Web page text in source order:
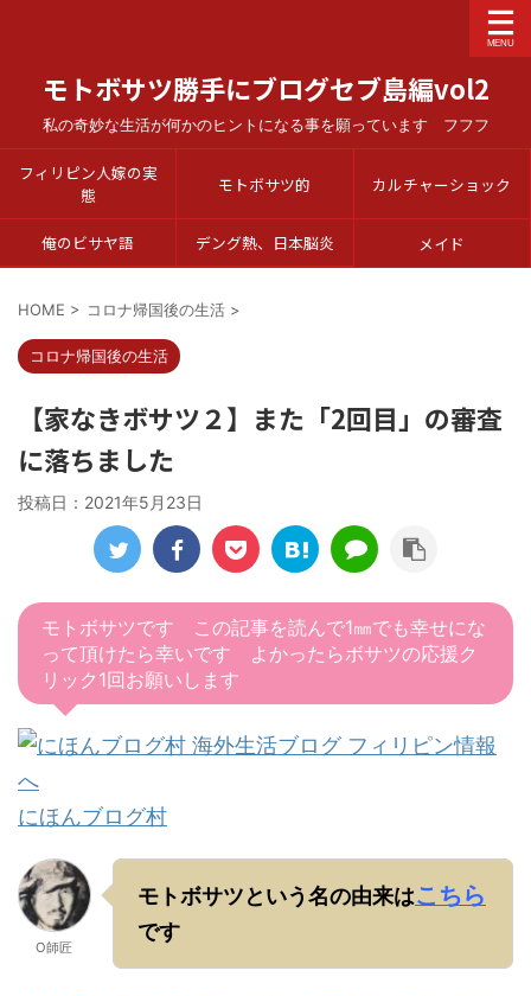
モトボサツ勝手にブログセブ島編vol2
私の奇妙な生活が何かのヒントになる事を願っています フフフ
フィリピン人嫁の実
態
モトボサツ的 カルチャーショック
俺のビサヤ語 デング熱、日本脳炎 メイド
HOME > コロナ帰国後の生活 >
コロナ帰国後の生活
【家なきボサツ２】また「2回目」の審査
に落ちました
投稿日： 2021年5月23日
モトボサツです この記事を読んで1㎜でも幸せにな
って頂けたら幸いです よかったらボサツの応援ク
リック1回お願いします
にほんブログ村
O師匠
モトボサツという名の由来はこちら
です